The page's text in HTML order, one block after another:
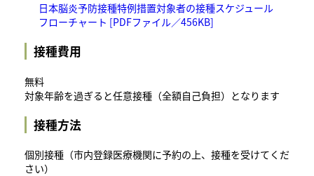
日本脳炎予防接種特例措置対象者の接種スケジュール
フローチャート [PDFファイル／456KB]
接種費用
無料
対象年齢を過ぎると任意接種（全額自己負担）となります
接種方法
個別接種（市内登録医療機関に予約の上、接種を受けてくだ
さい）